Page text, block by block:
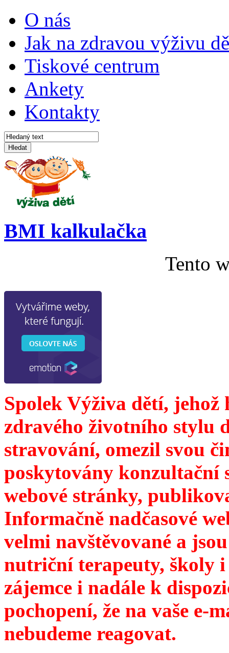
O nás
Jak na zdravou výživu
Tiskové centrum
Ankety
Kontakty
Hledat
BMI kalkulačka
Tento
Spolek Výživa dětí,
zdravého životního stylu
stravování, omezil svou
poskytovány konzultační
webové stránky,
Informačně nadčasové
velmi navštěvované a
nutriční terapeuty, školy
zájemce i nadále k
pochopení, že na vaše e-
nebudeme reagovat.